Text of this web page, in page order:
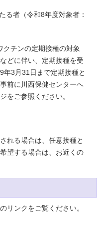
る者（令和8年度対象者：
クチンの定期接種の対象
どに伴い、定期接種を受
年3月31日まで定期接種と
前に川西保健センターへ
をご参照ください。
れる場合は、任意接種と
望する場合は、お近くの
リンクをご覧ください。